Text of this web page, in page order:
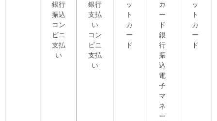
銀行
振込
コン
ビニ
支払
い
銀行
支払
い
コン
ビニ
支払
い
ッ
ト
カ
ー
ド
カ
ー
ド
銀
行
振
込
電
子
マ
ネ
ー
ッ
ト
カ
ー
ド